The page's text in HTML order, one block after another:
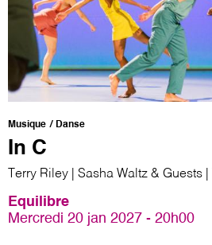
Musique Danse
In C
Terry Riley | Sasha Waltz & Guests
Equilibre
Mercredi 20 jan 2027 - 20h00